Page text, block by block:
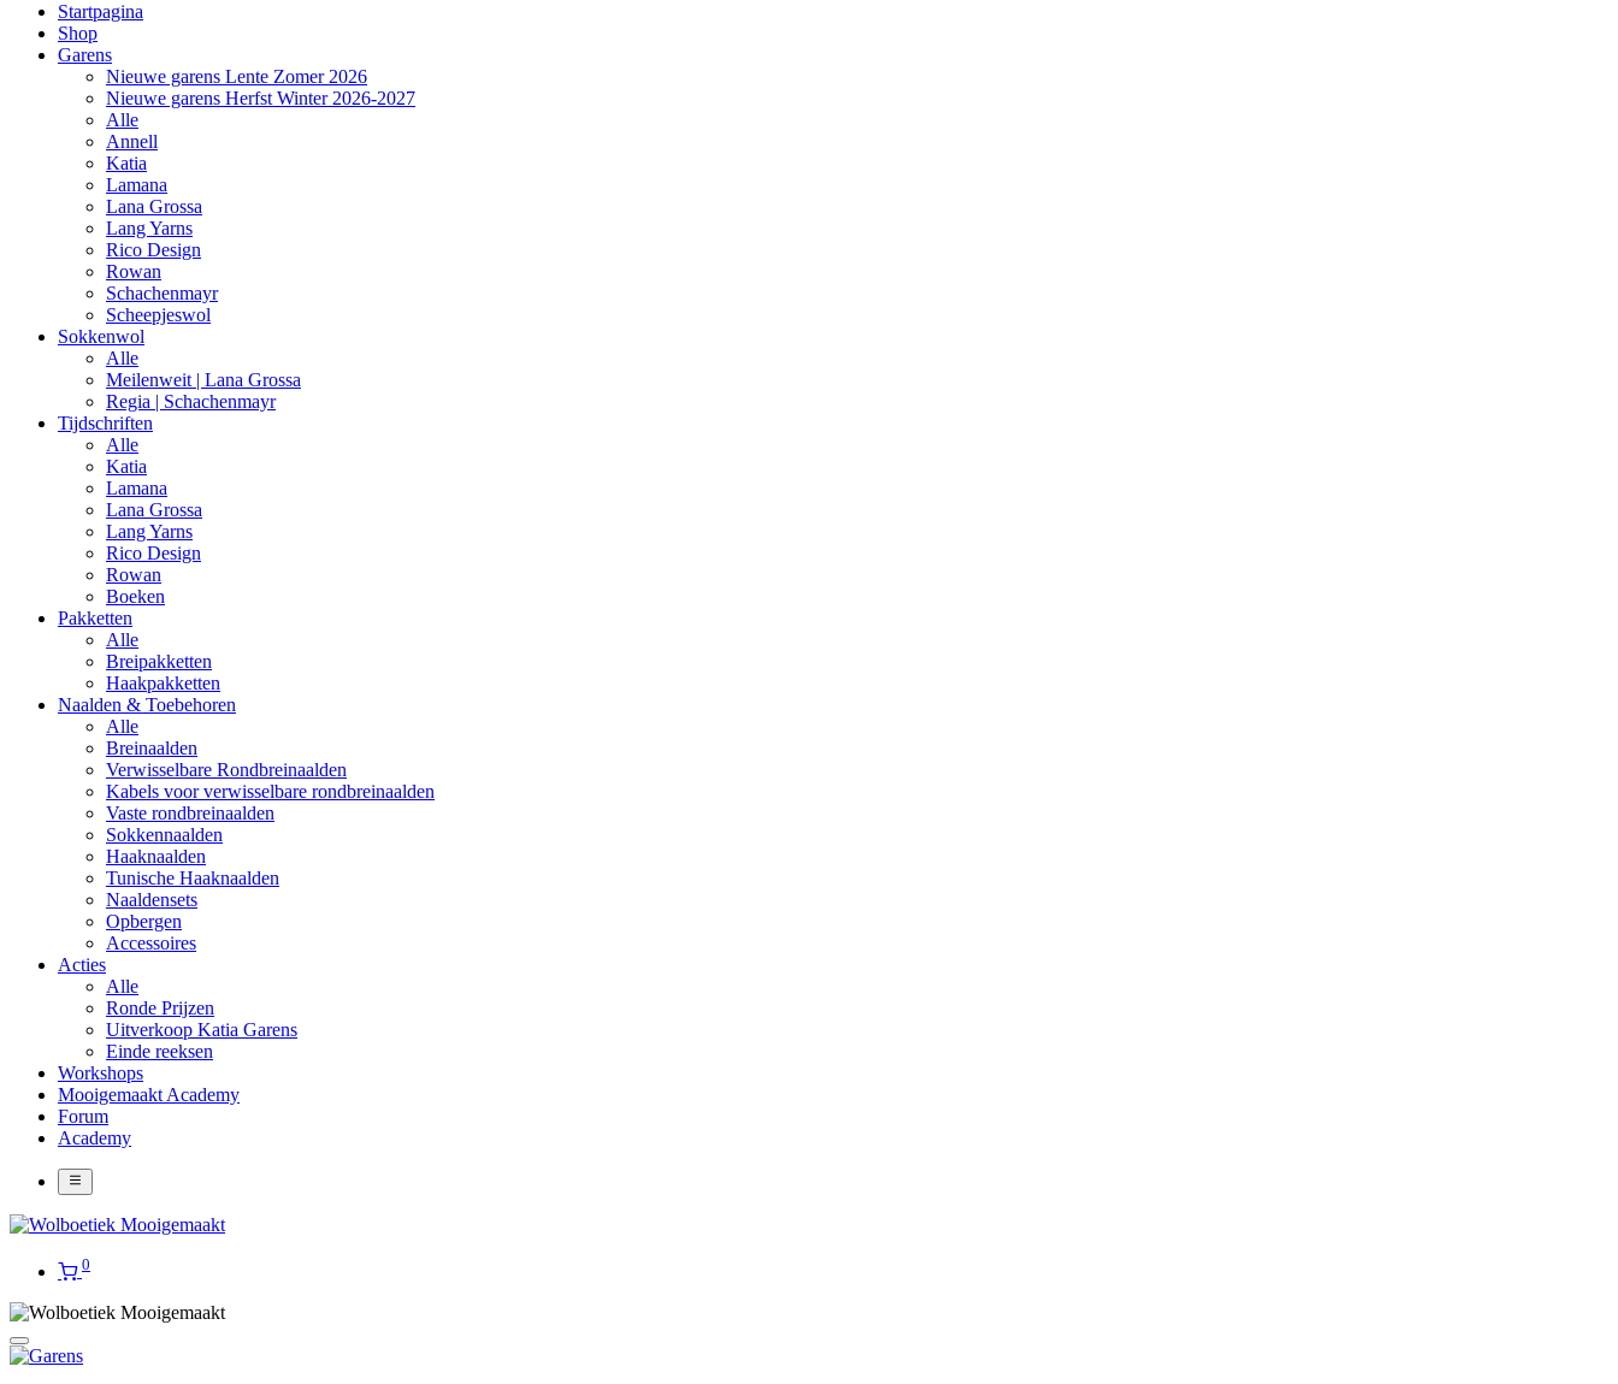
Startpagina
Shop
Garens
Nieuwe garens Lente Zomer 2026
Nieuwe garens Herfst Winter 2026-2027
Alle
Annell
Katia
Lamana
Lana Grossa
Lang Yarns
Rico Design
Rowan
Schachenmayr
Scheepjeswol
Sokkenwol
Alle
Meilenweit | Lana Grossa
Regia | Schachenmayr
Tijdschriften
Alle
Katia
Lamana
Lana Grossa
Lang Yarns
Rico Design
Rowan
Boeken
Pakketten
Alle
Breipakketten
Haakpakketten
Naalden & Toebehoren
Alle
Breinaalden
Verwisselbare Rondbreinaalden
Kabels voor verwisselbare rondbreinaalden
Vaste rondbreinaalden
Sokkennaalden
Haaknaalden
Tunische Haaknaalden
Naaldensets
Opbergen
Accessoires
Acties
Alle
Ronde Prijzen
Uitverkoop Katia Garens
Einde reeksen
Workshops
Mooigemaakt Academy
Forum
Academy
0